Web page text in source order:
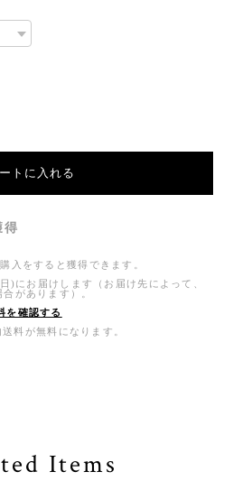
トに入れる
得
入をすると獲得できます。
)にお届けします（お届け先によって、
があります）。
を確認する
料が無料になります。
Items